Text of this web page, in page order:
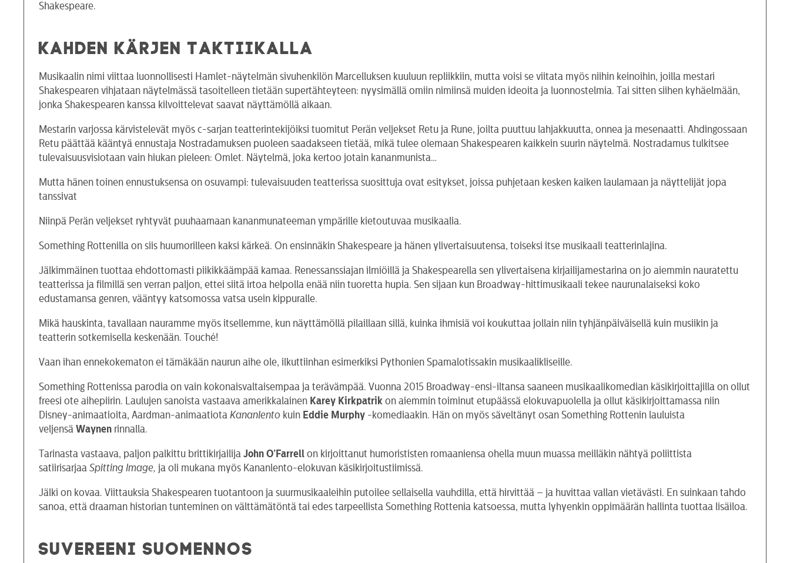
Shakespeare.
KAHDEN KÄRJEN TAKTIIKALLA
Musikaalin nimi viittaa luonnollisesti Hamlet-näytelmän sivuhenkilön Marcelluksen kuuluun repliikkiin, mutta voisi se viitata myös niihin keinoihin, joilla mestari
Shakespearen vihjataan näytelmässä tasoitelleen tietään supertähteyteen: nyysimällä omiin nimiinsä muiden ideoita ja luonnostelmia. Tai sitten siihen kyhäelmään,
jonka Shakespearen kanssa kilvoittelevat saavat näyttämöllä aikaan.
Mestarin varjossa kärvistelevät myös c-sarjan teatterintekijöiksi tuomitut Perän veljekset Retu ja Rune, joilta puuttuu lahjakkuutta, onnea ja mesenaatti. Ahdingossaan
Retu päättää kääntyä ennustaja Nostradamuksen puoleen saadakseen tietää, mikä tulee olemaan Shakespearen kaikkein suurin näytelmä. Nostradamus tulkitsee
tulevaisuusvisiotaan vain hiukan pieleen: Omlet. Näytelmä, joka kertoo jotain kananmunista…
Mutta hänen toinen ennustuksensa on osuvampi: tulevaisuuden teatterissa suosittuja ovat esitykset, joissa puhjetaan kesken kaiken laulamaan ja näyttelijät jopa
tanssivat
Niinpä Perän veljekset ryhtyvät puuhaamaan kananmunateeman ympärille kietoutuvaa musikaalia.
Something Rottenilla on siis huumorilleen kaksi kärkeä. On ensinnäkin Shakespeare ja hänen ylivertaisuutensa, toiseksi itse musikaali teatterinlajina.
Jälkimmäinen tuottaa ehdottomasti piikikkäämpää kamaa. Renessanssiajan ilmiöillä ja Shakespearella sen ylivertaisena kirjailijamestarina on jo aiemmin nauratettu
teatterissa ja filmillä sen verran paljon, ettei siitä irtoa helpolla enää niin tuoretta hupia. Sen sijaan kun Broadway-hittimusikaali tekee naurunalaiseksi koko
edustamansa genren, vääntyy katsomossa vatsa usein kippuralle.
Mikä hauskinta, tavallaan nauramme myös itsellemme, kun näyttämöllä pilaillaan sillä, kuinka ihmisiä voi koukuttaa jollain niin tyhjänpäiväisellä kuin musiikin ja
teatterin sotkemisella keskenään. Touché!
Vaan ihan ennekokematon ei tämäkään naurun aihe ole, ilkuttiinhan esimerkiksi Pythonien Spamalotissakin musikaalikliseille.
Something Rottenissa parodia on vain kokonaisvaltaisempaa ja terävämpää. Vuonna 2015 Broadway-ensi-iltansa saaneen musikaalikomedian käsikirjoittajilla on ollut
freesi ote aihepiirin. Laulujen sanoista vastaava amerikkalainen Karey Kirkpatrik on aiemmin toiminut etupäässä elokuvapuolella ja ollut käsikirjoittamassa niin
Disney-animaatioita, Aardman-animaatiotaKananlento kuin Eddie Murphy -komediaakin. Hän on myös säveltänyt osan Something Rottenin lauluista
veljensäWaynen rinnalla.
Tarinasta vastaava, paljon palkittu brittikirjailijaJohn O’Farrell on kirjoittanut humorististen romaaniensa ohella muun muassa meilläkin nähtyä poliittista
satiirisarjaa Spitting Image, ja oli mukana myös Kananlento-elokuvan käsikirjoitustiimissä.
Jälki on kovaa. Viittauksia Shakespearen tuotantoon ja suurmusikaaleihin putoilee sellaisella vauhdilla, että hirvittää – ja huvittaa vallan vietävästi. En suinkaan tahdo
sanoa, että draaman historian tunteminen on välttämätöntä tai edes tarpeellista Something Rottenia katsoessa, mutta lyhyenkin oppimäärän hallinta tuottaa lisäiloa.
SUVEREENI SUOMENNOS